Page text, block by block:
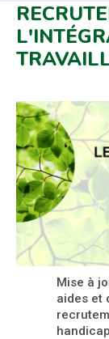
Mise à
aides et